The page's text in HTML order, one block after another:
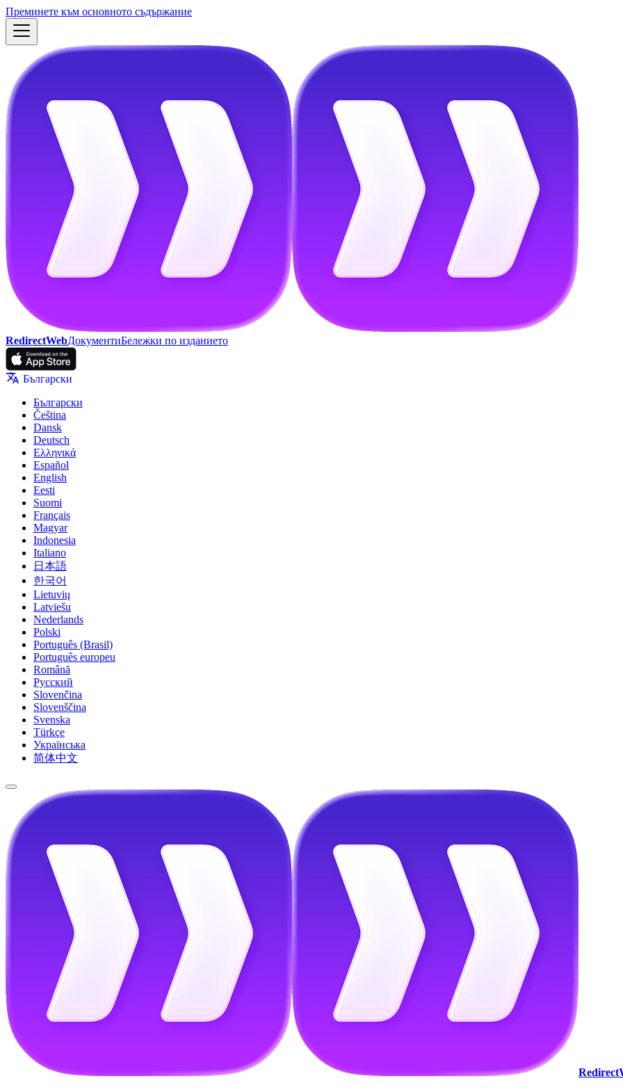
Преминете към основното съдържание
RedirectWebДокументиБележки по изданието
Български
Български
Čeština
Dansk
Deutsch
Ελληνικά
Español
English
Eesti
Suomi
Français
Magyar
Indonesia
Italiano
日本語
한국어
Lietuvių
Latviešu
Nederlands
Polski
Português (Brasil)
Português europeu
Română
Русский
Slovenčina
Slovenščina
Svenska
Türkçe
Українська
简体中文